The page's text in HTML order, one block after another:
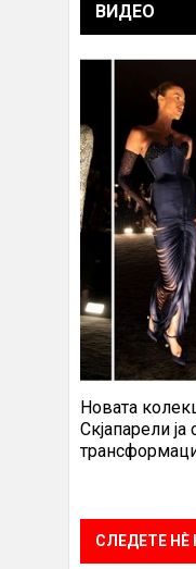
ВИДЕО
Новата
Скјапарели
СЛЕДЕТЕ